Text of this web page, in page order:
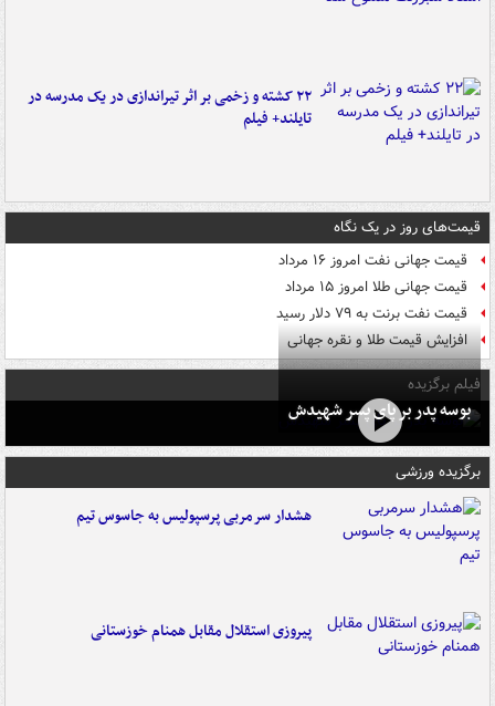
۲۲ کشته و زخمی بر اثر تیراندازی در یک مدرسه در
تایلند+ فیلم
قیمت‌های روز در یک نگاه
قیمت جهانی نفت امروز ۱۶ مرداد
قیمت جهانی طلا امروز ۱۵ مرداد
قیمت نفت برنت به ۷۹ دلار رسید
افزایش قیمت طلا و نقره جهانی
فیلم برگزیده
بوسه‌ پدر بر پای پسر شهیدش
برگزیده ورزشی
هشدار سرمربی پرسپولیس به جاسوس تیم
پیروزی استقلال مقابل همنام خوزستانی